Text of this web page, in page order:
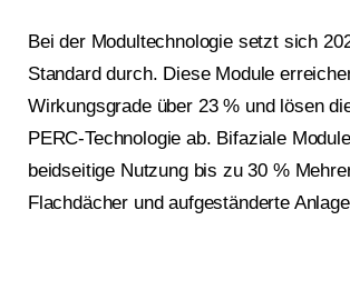
Bei der Modultechnologie setzt sich
Standard durch. Diese Module
Wirkungsgrade über 23 % und lösen
PERC-Technologie ab. Bifaziale
beidseitige Nutzung bis zu 30 %
Flachdächer und aufgeständerte